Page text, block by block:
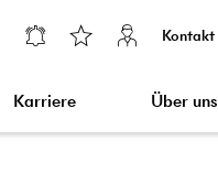
Kontakt
Karriere Über uns